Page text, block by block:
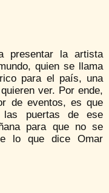
la artista
quien se llama
para el país, una
ver. Por ende,
de eventos, es que
puertas de ese
para que no se
lo que dice Omar